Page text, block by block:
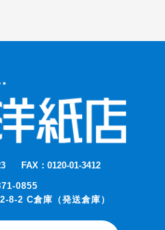
FAX：0120-01-3412
0855
8-2 C倉庫（発送倉庫）